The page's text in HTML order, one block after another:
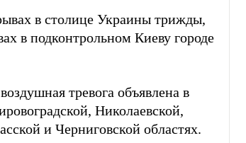
в столице Украины трижды,
в подконтрольном Киеву городе
тревога объявлена в
Николаевской,
и Черниговской областях.